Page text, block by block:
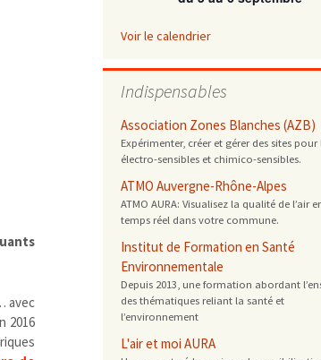
de conservation et de cuisson
/ mutagène / reprotoxique
/ transition énergétique
sanitaire
avec
2016
Voir le calendrier
Indispensables
Association Zones Blanches (AZB)
Expérimenter, créer et gérer des sites pour
électro-sensibles et chimico-sensibles.
ATMO Auvergne-Rhône-Alpes
ATMO AURA: Visualisez la qualité de l’air
temps réel dans votre commune.
Institut de Formation en Santé
Environnementale
Depuis 2013, une formation abordant
des thématiques reliant la santé et
l’environnement
L'air et moi AURA